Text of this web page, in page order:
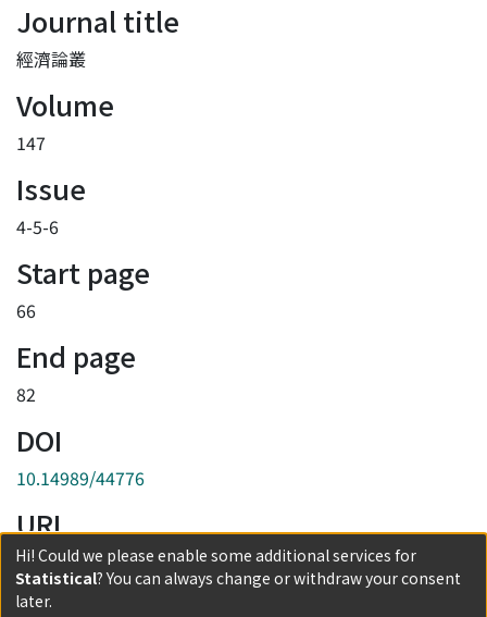
Journal title
經濟論叢
Volume
147
Issue
4-5-6
Start page
66
End page
82
DOI
10.14989/44776
URI
http://hdl.handle.net/2433/44776
Collections
Hi! Could we please enable some additional services for
Statistical? You can always change or withdraw your consent
later.